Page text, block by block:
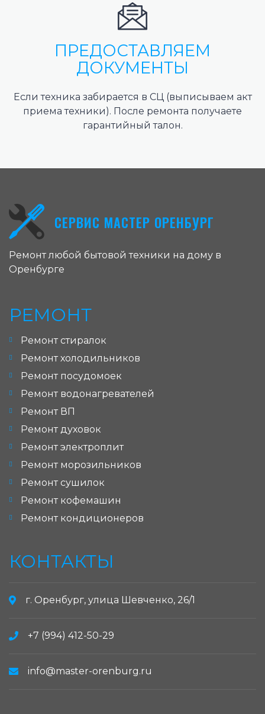
ПРЕДОСТАВЛЯЕМ
ДОКУМЕНТЫ
Если техника забирается в СЦ (выписываем акт
приема техники). После ремонта получаете
гарантийный талон.
СЕРВИС МАСТЕР ОРЕНБУРГ
Ремонт любой бытовой техники на дому в
Оренбурге
РЕМОНТ
Ремонт стиралок
Ремонт холодильников
Ремонт посудомоек
Ремонт водонагревателей
Ремонт ВП
Ремонт духовок
Ремонт электроплит
Ремонт морозильников
Ремонт сушилок
Ремонт кофемашин
Ремонт кондиционеров
КОНТАКТЫ
г. Оренбург, улица Шевченко, 26/1
+7 (994) 412-50-29
info@master-orenburg.ru